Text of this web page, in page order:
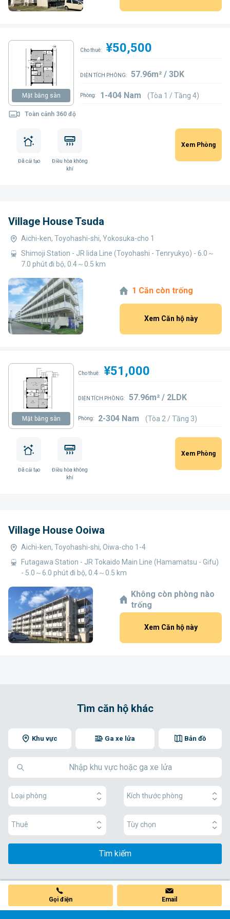
Mặt bằng sàn
Toàn cảnh 360 độ
Cho thuê: ¥50,500
DIỆN TÍCH PHÒNG: 57.96m² / 3DK
Phòng: 1-404 Nam (Tòa 1 / Tầng 4)
Đã cải tạo
Điều hòa không
khí
Xem Phòng
Village House Tsuda
Aichi-ken, Toyohashi-shi, Yokosuka-cho 1
Shimoji Station - JR Iida Line (Toyohashi - Tenryukyo) - 6.0～
7.0 phút đi bộ, 0.4～0.5 km
1 Căn còn trống
Xem Căn hộ này
Mặt bằng sàn
Cho thuê: ¥51,000
DIỆN TÍCH PHÒNG: 57.96m² / 2LDK
Phòng: 2-304 Nam (Tòa 2 / Tầng 3)
Đã cải tạo
Điều hòa không
khí
Xem Phòng
Village House Ooiwa
Aichi-ken, Toyohashi-shi, Oiwa-cho 1-4
Futagawa Station - JR Tokaido Main Line (Hamamatsu - Gifu)
- 5.0～6.0 phút đi bộ, 0.4～0.5 km
Không còn phòng nào
trống
Xem Căn hộ này
Tìm căn hộ khác
Khu vực Bản đồ
Ga xe lửa
Loại phòng Kích thước phòng
Thuê Tùy chọn
Tìm kiếm
Gọi điện Email